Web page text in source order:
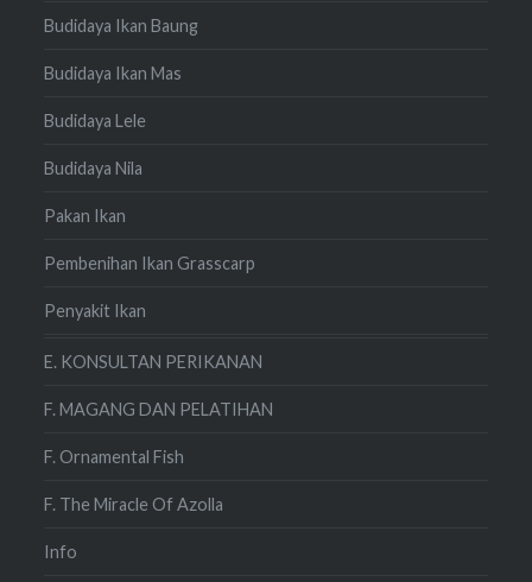
Budidaya Ikan Baung
Budidaya Ikan Mas
Budidaya Lele
Budidaya Nila
Pakan Ikan
Pembenihan Ikan Grasscarp
Penyakit Ikan
E. KONSULTAN PERIKANAN
F. MAGANG DAN PELATIHAN
F. Ornamental Fish
F. The Miracle Of Azolla
Info